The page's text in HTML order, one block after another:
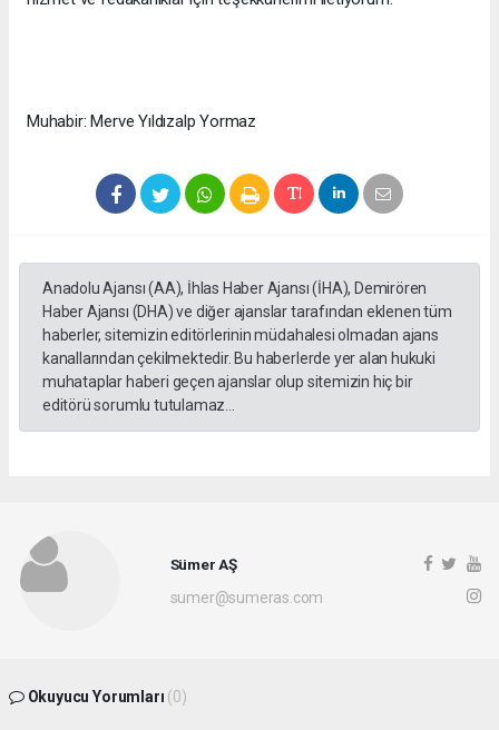
Muhabir: Merve Yıldızalp Yormaz
Anadolu Ajansı (AA), İhlas Haber Ajansı (İHA), Demirören
Haber Ajansı (DHA) ve diğer ajanslar tarafından eklenen tüm
haberler, sitemizin editörlerinin müdahalesi olmadan ajans
kanallarından çekilmektedir. Bu haberlerde yer alan hukuki
muhataplar haberi geçen ajanslar olup sitemizin hiç bir
editörü sorumlu tutulamaz...
Sümer AŞ
sumer@sumeras.com
Okuyucu Yorumları (0)